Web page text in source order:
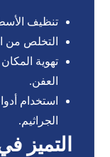
تنظيف
التخلص من
تهوية
العفن.
استخدام
الجراثيم.
التميز